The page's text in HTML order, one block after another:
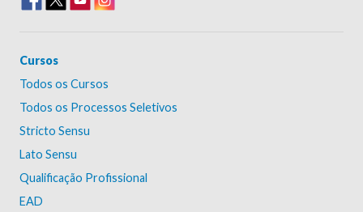
Cursos
Todos os Cursos
Todos os Processos Seletivos
Stricto Sensu
Lato Sensu
Qualificação Profissional
EAD